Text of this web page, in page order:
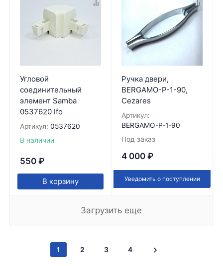
Угловой
соединительный
элемент Samba
0537620 Ifo
Артикул: 0537620
В наличии
550 ₽
В корзину
Ручка двери,
BERGAMO-P-1-90,
Cezares
Артикул:
BERGAMO-P-1-90
Под заказ
4 000 ₽
Уведомить о поступлении
Загрузить еще
1 2 3 4